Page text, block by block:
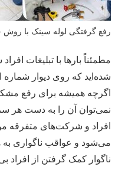
رفع گرفتگی لوله سینک با روش
مطمئناً بارها با تبلیغات
شده‌اید که روی دیوار
اگرچه همیشه برای رفع
نمی‌توان آن را به دست هر
افراد و شرکت‌های متفرقه
می‌شود و عواقب ناگواری به
ناگوار کمک گرفتن از افراد